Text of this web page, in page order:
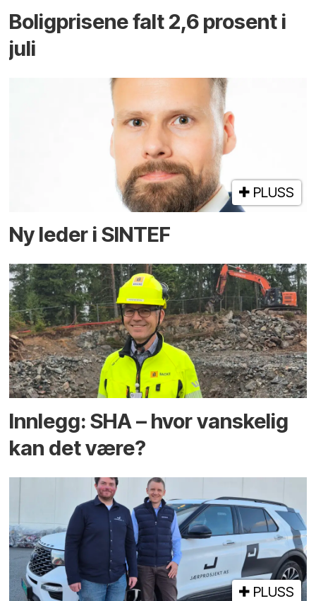
Boligprisene falt 2,6 prosent i
juli
PLUSS
Ny leder i SINTEF
Innlegg: SHA – hvor vanskelig
kan det være?
PLUSS